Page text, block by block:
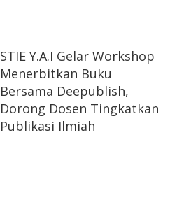
STIE Y.A.I Gelar Workshop
Menerbitkan Buku
Bersama Deepublish,
Dorong Dosen Tingkatkan
Publikasi Ilmiah